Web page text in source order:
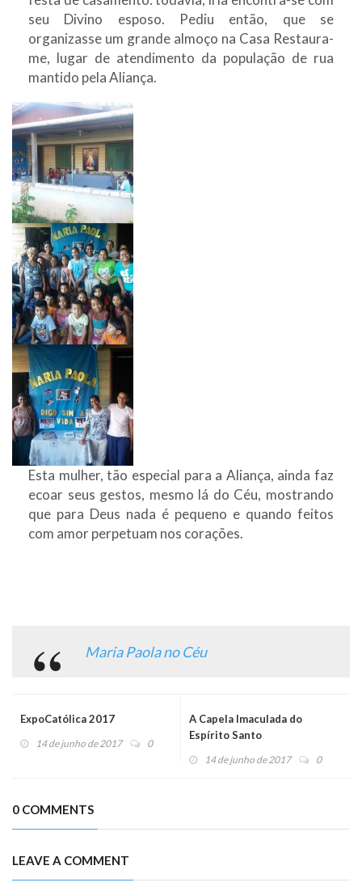
seu Divino esposo. Pediu então, que se
organizasse um grande almoço na Casa Restaura-
me, lugar de atendimento da população de rua
mantido pela Aliança.
Esta mulher, tão especial para a Aliança, ainda faz
ecoar seus gestos, mesmo lá do Céu, mostrando
que para Deus nada é pequeno e quando feitos
com amor perpetuam nos corações.
Maria Paola no Céu
ExpoCatólica 2017
14 de junho de 2017 0
A Capela Imaculada do
Espírito Santo
14 de junho de 2017 0
0 COMMENTS
LEAVE A COMMENT